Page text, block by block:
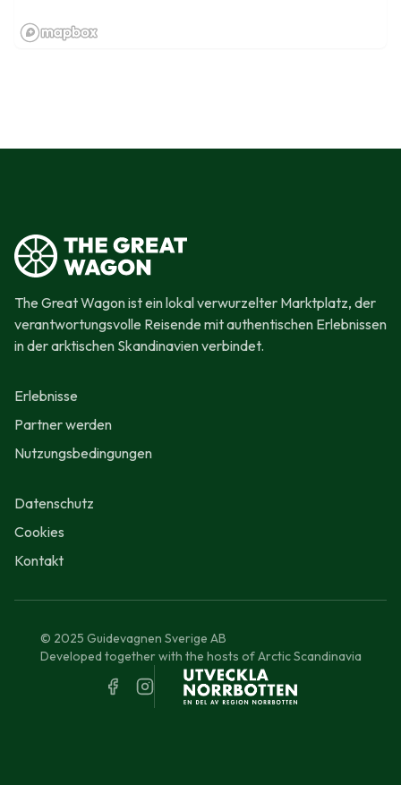
The Great Wagon ist ein lokal verwurzelter Marktplatz, der
verantwortungsvolle Reisende mit authentischen Erlebnissen
in der arktischen Skandinavien verbindet.
Erlebnisse
Partner werden
Nutzungsbedingungen
Datenschutz
Cookies
Kontakt
© 2025 Guidevagnen Sverige AB
Developed together with the hosts of Arctic Scandinavia